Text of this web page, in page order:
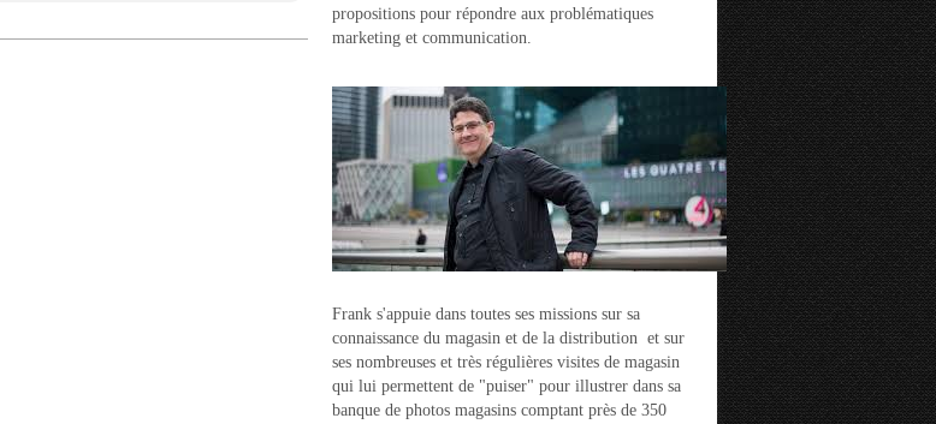
propositions pour répondre aux problématiques
marketing et communication.
Frank s'appuie dans toutes ses missions sur sa
connaissance du magasin et de la distribution et sur
ses nombreuses et très régulières visites de magasin
qui lui permettent de "puiser" pour illustrer dans sa
banque de photos magasins comptant près de 350